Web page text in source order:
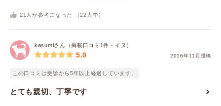
21 人が参考になった （22 人中）
kasumiさん（掲載口コミ1件・イヌ）
2016年11月投稿
5.0
この口コミは受診から5年以上経過しています。
とても親切、丁寧です